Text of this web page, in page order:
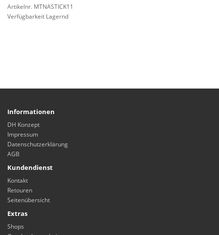
Artikelnr. MTNASTICK11
Verfügbarkeit Lagernd
Informationen
DH Konzept
Impressum
Datenschutzerklärung
AGB
Kundendienst
Kontakt
Retouren
Seitenübersicht
Extras
Shops